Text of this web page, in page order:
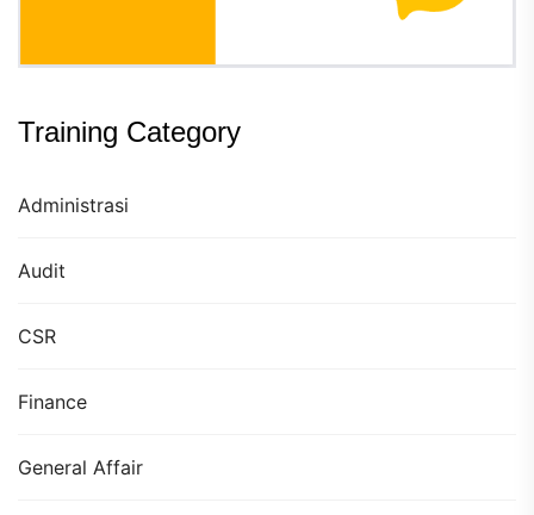
Training Category
Administrasi
Audit
CSR
Finance
General Affair